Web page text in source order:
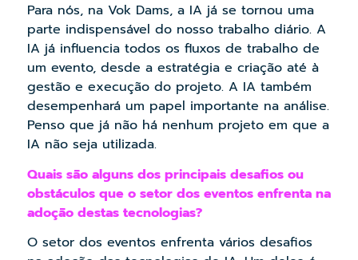
Para nós, na Vok Dams, a IA já se tornou uma
parte indispensável do nosso trabalho diário. A
IA já influencia todos os fluxos de trabalho de
um evento, desde a estratégia e criação até à
gestão e execução do projeto. A IA também
desempenhará um papel importante na análise.
Penso que já não há nenhum projeto em que a
IA não seja utilizada.
Quais são alguns dos principais desafios ou
obstáculos que o setor dos eventos enfrenta na
adoção destas tecnologias?
O setor dos eventos enfrenta vários desafios